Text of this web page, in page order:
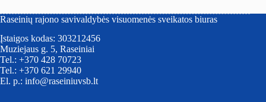
Raseinių rajono savivaldybės visuomenės sveikatos biuras
Įstaigos kodas: 303212456
Muziejaus g. 5, Raseiniai
Tel.: +370 428 70723
Tel.: +370 621 29940
El. p.: info@raseiniuvsb.lt